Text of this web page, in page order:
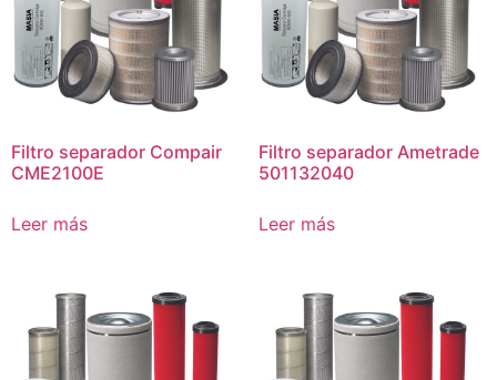
Filtro separador Compair
CME2100E
Leer más
Filtro separador Ametrade
501132040
Leer más